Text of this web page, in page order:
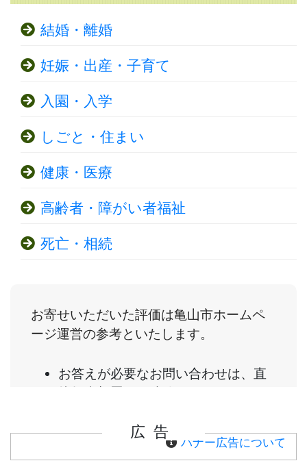
結婚・離婚
妊娠・出産・子育て
入園・入学
しごと・住まい
健康・医療
高齢者・障がい者福祉
死亡・相続
広告
バナー広告について